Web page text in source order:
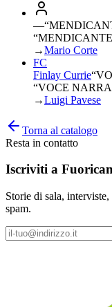
—“
→Mario Corte
FC
Finlay Currie“
“VOCE
→Luigi Pavese
Torna al catalogo
Resta in contatto
Iscriviti a
Storie di sala,
spam.